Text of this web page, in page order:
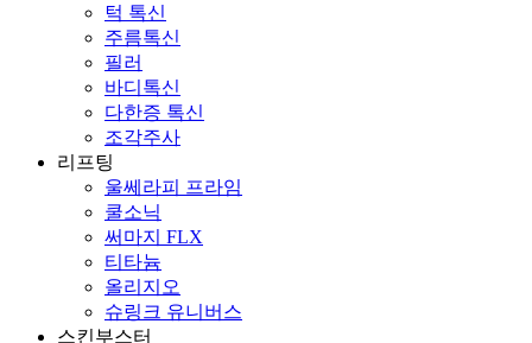
턱 톡신
주름톡신
필러
바디톡신
다한증 톡신
조각주사
리프팅
울쎄라피 프라임
쿨소닉
써마지 FLX
티타늄
올리지오
슈링크 유니버스
스킨부스터